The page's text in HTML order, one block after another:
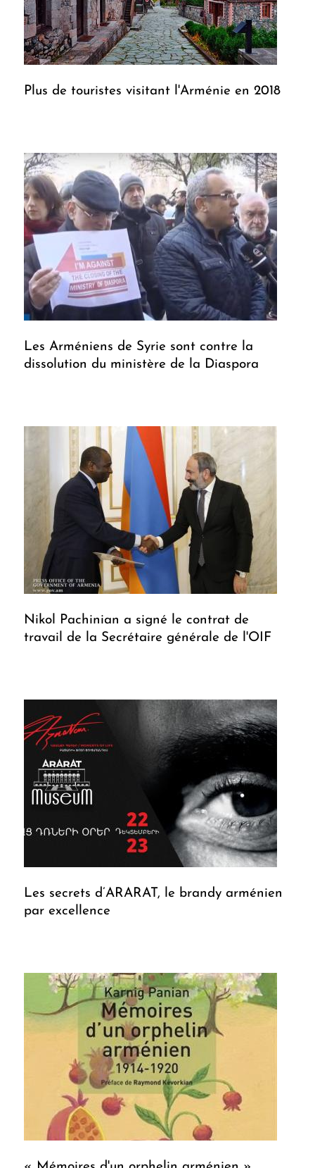
Plus de touristes visitant l'Arménie en 2018
Les Arméniens de Syrie sont contre la
dissolution du ministère de la Diaspora
Nikol Pachinian a signé le contrat de
travail de la Secrétaire générale de l'OIF
Les secrets d’ARARAT, le brandy arménien
par excellence